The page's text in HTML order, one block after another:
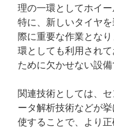
理の一環としてホイー
特に、新しいタイヤ
際に重要な作業とな
環としても利用され
ために欠かせない設備
関連技術としては、
ータ解析技術などが
使することで、より